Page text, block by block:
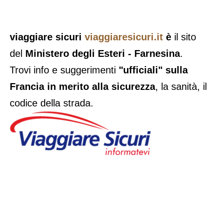
viaggiare sicuri viaggiaresicuri.it è il sito
del Ministero degli Esteri - Farnesina.
Trovi info e suggerimenti "ufficiali" sulla
Francia in merito alla sicurezza, la sanità, il
codice della strada.